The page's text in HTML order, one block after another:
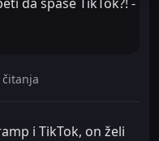
i TikTok, on želi